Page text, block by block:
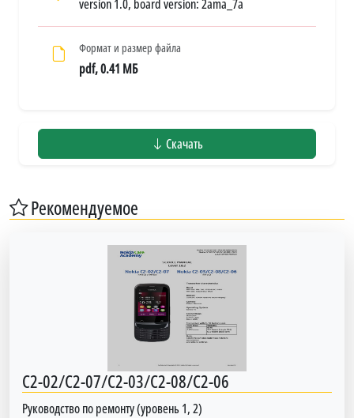
version 1.0, board version: 2ama_7a
Формат и размер файла
pdf, 0.41 МБ
Скачать
Рекомендуемое
C2-02/C2-07/C2-03/C2-08/C2-06
Руководство по ремонту (уровень 1, 2)